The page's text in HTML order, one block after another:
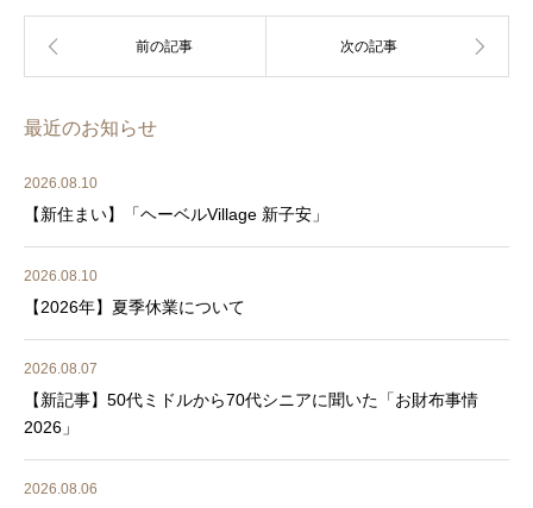
最近のお知らせ
2026.08.10
【新住まい】「ヘーベルVillage 新子安」
2026.08.10
【2026年】夏季休業について
2026.08.07
【新記事】50代ミドルから70代シニアに聞いた「お財布事情
2026」
2026.08.06